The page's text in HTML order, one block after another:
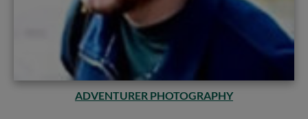
ADVENTURER PHOTOGRAPHY